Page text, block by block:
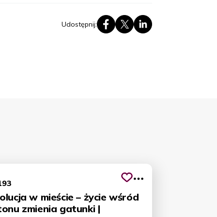
Udostępnij:
w mieście – życie wśród
zmienia gatunki |